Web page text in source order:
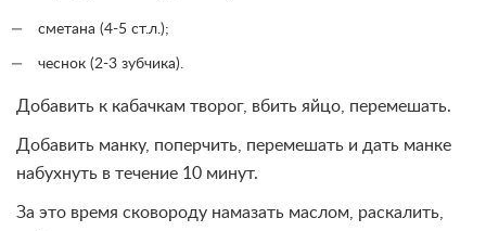
сметана (4-5 ст.л.);
чеснок (2-3 зубчика).
Добавить к кабачкам творог, вбить яйцо, перемешать.
Добавить манку, поперчить, перемешать и дать манке
набухнуть в течение 10 минут.
За это время сковороду намазать маслом, раскалить,